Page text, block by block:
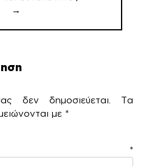
→
δεν δημοσιεύεται.
Τα
με *
*